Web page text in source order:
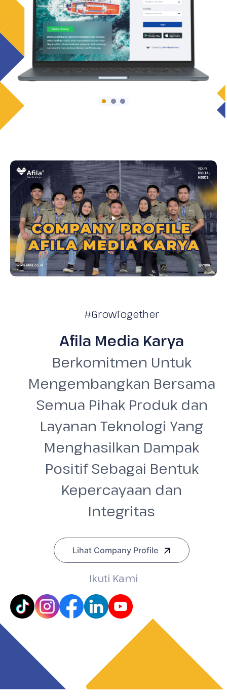
Afila Media Karya
Berkomitmen Untuk
Mengembangkan Bersama
Semua Pihak Produk dan
Layanan Teknologi Yang
Menghasilkan Dampak
Positif Sebagai Bentuk
Kepercayaan dan
Integritas
Ikuti Kami